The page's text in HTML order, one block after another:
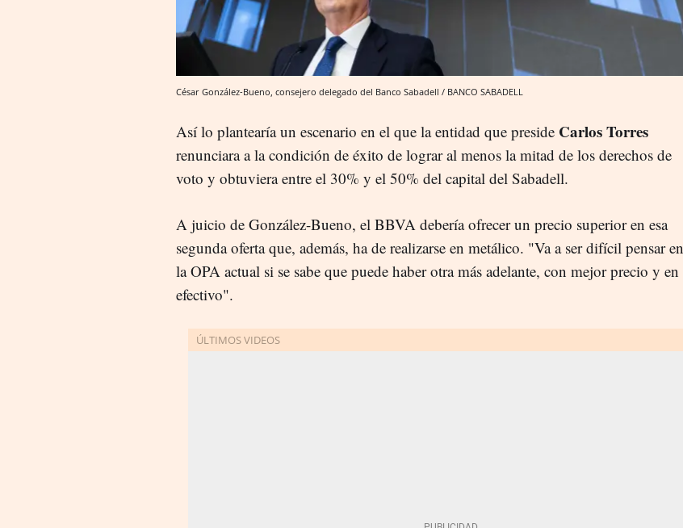
César González-Bueno, consejero delegado del Banco Sabadell / BANCO SABADELL
Así lo plantearía un escenario en el que la entidad que preside Carlos Torres
renunciara a la condición de éxito de lograr al menos la mitad de los derechos de
voto y obtuviera entre el 30% y el 50% del capital del Sabadell.
A juicio de González-Bueno, el BBVA debería ofrecer un precio superior en esa
segunda oferta que, además, ha de realizarse en metálico. "Va a ser difícil pensar en
la OPA actual si se sabe que puede haber otra más adelante, con mejor precio y en
efectivo".